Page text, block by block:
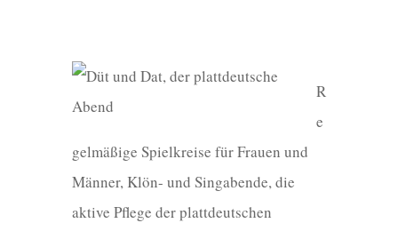
R
e
gelmäßige Spielkreise für Frauen und
Männer, Klön- und Singabende, die
aktive Pflege der plattdeutschen